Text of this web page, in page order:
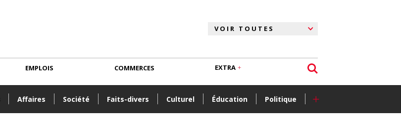
Affaires Société Faits-divers Culturel Éducation Politique +
EMPLOIS COMMERCES EXTRA